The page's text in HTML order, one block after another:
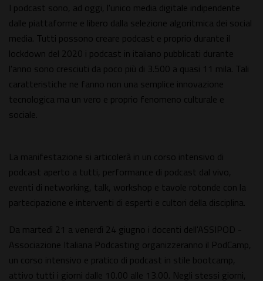
I podcast sono, ad oggi, l'unico media digitale indipendente
dalle piattaforme e libero dalla selezione algoritmica dei social
media. Tutti possono creare podcast e proprio durante il
lockdown del 2020 i podcast in italiano pubblicati durante
l'anno sono cresciuti da poco più di 3.500 a quasi 11 mila. Tali
caratteristiche ne fanno non una semplice innovazione
tecnologica ma un vero e proprio fenomeno culturale e
sociale.
La manifestazione si articolerà in un corso intensivo di
podcast aperto a tutti, performance di podcast dal vivo,
eventi di networking, talk, workshop e tavole rotonde con la
partecipazione e interventi di esperti e cultori della disciplina.
Da martedì 21 a venerdì 24 giugno i docenti dell'ASSIPOD -
Associazione Italiana Podcasting organizzeranno il PodCamp,
un corso intensivo e pratico di podcast in stile bootcamp,
attivo tutti i giorni dalle 10.00 alle 13.00. Negli stessi giorni,